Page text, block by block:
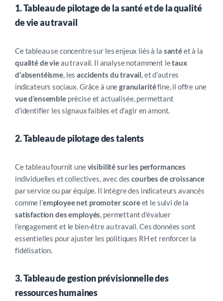
1. Tableau de pilotage de la santé et de la qualité
de vie au travail
Ce tableau se concentre sur les enjeux liés à la santéet à la
qualité de vieau travail. Il analyse notamment letaux
d’absentéisme, lesaccidents du travail, et d’autres
indicateurs sociaux. Grâce à unegranularitéfine, il offre une
vue d’ensembleprécise et actualisée, permettant
d’identifier les signaux faibles et d’agir en amont.
2. Tableau de pilotage des talents
Ce tableau fournit unevisibilité sur les performances
individuelles et collectives, avec descourbes de croissance
par service ou par équipe. Il intègre des indicateurs avancés
comme l’employee net promoter scoreet le suivi de la
satisfaction des employés, permettant d’évaluer
l’engagement et le bien-être au travail. Ces données sont
essentielles pour ajuster les politiques RH et renforcer la
fidélisation.
3. Tableau de gestion prévisionnelle des
ressources humaines